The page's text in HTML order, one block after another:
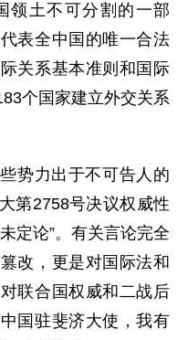
领土不可分割的一部
表全中国的唯一合法
关系基本准则和国际
个国家建立外交关系
势力出于不可告人的
第2758号决议权威性
定论”。有关言论完全
改，更是对国际法和
联合国权威和二战后
国驻斐济大使，我有